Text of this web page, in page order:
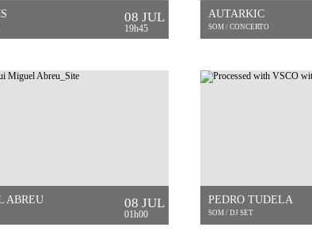
08 JUL
19h45
AUTARKIC
SOM / CONCERTO
ABREU 08 JUL
01h00
PEDRO TUDELA
SOM / DJ SET